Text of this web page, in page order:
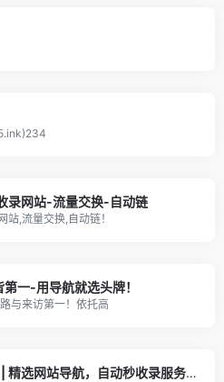
录网站-流量交换-自动链
站,流量交换,自动链！
一-用导航就选头牌！
与来访第一！依托高
站牌网址导航收录网 | 精选网站导航，自动秒收录服务 - 最全网址收录！